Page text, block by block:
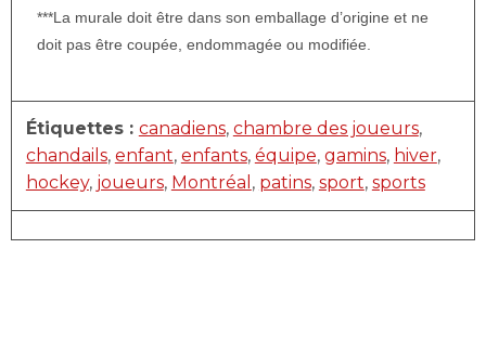
***La murale doit être dans son emballage d’origine et ne
doit pas être coupée, endommagée ou modifiée.
Étiquettes : canadiens, chambre des joueurs,
chandails, enfant, enfants, équipe, gamins, hiver,
hockey, joueurs, Montréal , patins, sport, sports